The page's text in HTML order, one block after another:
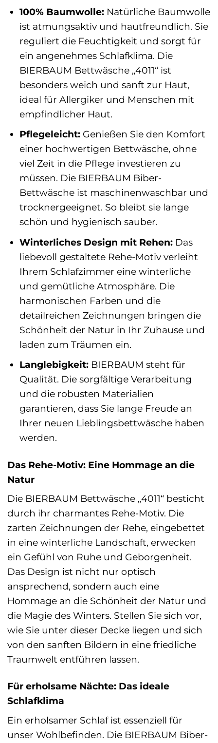
100% Baumwolle: Natürliche Baumwolle
ist atmungsaktiv und hautfreundlich. Sie
reguliert die Feuchtigkeit und sorgt für
ein angenehmes Schlafklima. Die
BIERBAUM Bettwäsche „4011“ ist
besonders weich und sanft zur Haut,
ideal für Allergiker und Menschen mit
empfindlicher Haut.
Pflegeleicht: Genießen Sie den Komfort
einer hochwertigen Bettwäsche, ohne
viel Zeit in die Pflege investieren zu
müssen. Die BIERBAUM Biber-
Bettwäsche ist maschinenwaschbar und
trocknergeeignet. So bleibt sie lange
schön und hygienisch sauber.
Winterliches Design mit Rehen: Das
liebevoll gestaltete Rehe-Motiv verleiht
Ihrem Schlafzimmer eine winterliche
und gemütliche Atmosphäre. Die
harmonischen Farben und die
detailreichen Zeichnungen bringen die
Schönheit der Natur in Ihr Zuhause und
laden zum Träumen ein.
Langlebigkeit: BIERBAUM steht für
Qualität. Die sorgfältige Verarbeitung
und die robusten Materialien
garantieren, dass Sie lange Freude an
Ihrer neuen Lieblingsbettwäsche haben
werden.
Das Rehe-Motiv: Eine Hommage an die
Natur
Die BIERBAUM Bettwäsche „4011“ besticht
durch ihr charmantes Rehe-Motiv. Die
zarten Zeichnungen der Rehe, eingebettet
in eine winterliche Landschaft, erwecken
ein Gefühl von Ruhe und Geborgenheit.
Das Design ist nicht nur optisch
ansprechend, sondern auch eine
Hommage an die Schönheit der Natur und
die Magie des Winters. Stellen Sie sich vor,
wie Sie unter dieser Decke liegen und sich
von den sanften Bildern in eine friedliche
Traumwelt entführen lassen.
Für erholsame Nächte: Das ideale
Schlafklima
Ein erholsamer Schlaf ist essenziell für
unser Wohlbefinden. Die BIERBAUM Biber-